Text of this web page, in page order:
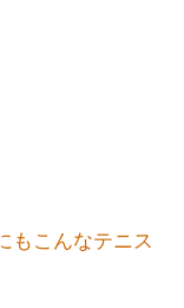
もこんなテニス